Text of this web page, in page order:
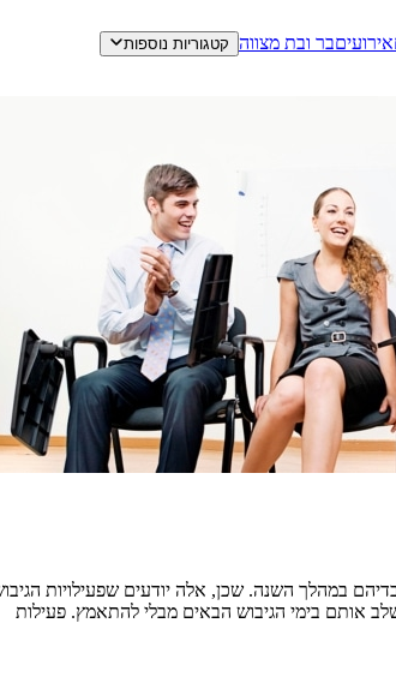
אירועיםבר ובת מצווה קטגוריות נוספות
במהלך השנה. שכן, אלה יודעים שפעילויות